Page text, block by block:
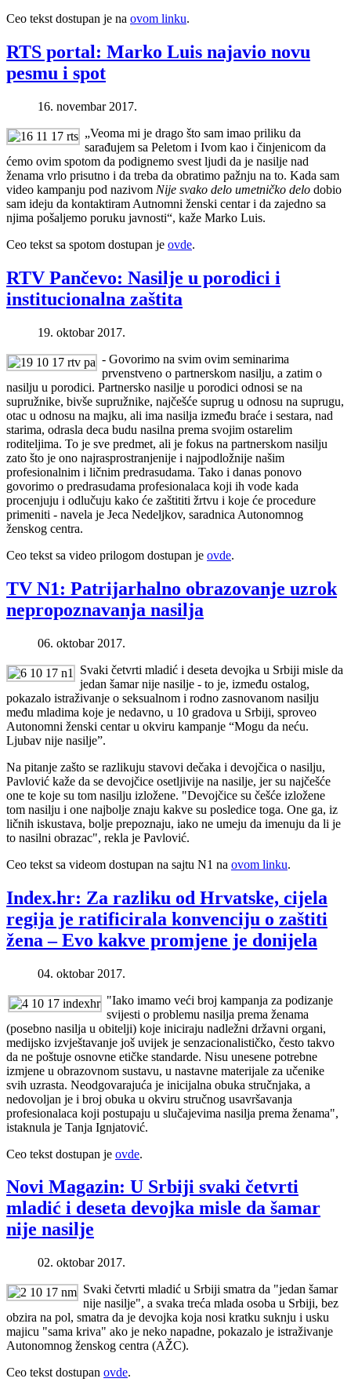
Ceo tekst dostupan je na ovom linku.
RTS portal: Marko Luis najavio novu
pesmu i spot
16. novembar 2017.
„Veoma mi je drago što sam imao priliku da
sarađujem sa Peletom i Ivom kao i činjenicom da
ćemo ovim spotom da podignemo svest ljudi da je nasilje nad
ženama vrlo prisutno i da treba da obratimo pažnju na to. Kada sam
video kampanju pod nazivom Nije svako delo umetničko delo dobio
sam ideju da kontaktiram Autnomni ženski centar i da zajedno sa
njima pošaljemo poruku javnosti“, kaže Marko Luis.
Ceo tekst sa spotom dostupan je ovde.
RTV Pančevo: Nasilje u porodici i
institucionalna zaštita
19. oktobar 2017.
- Govorimo na svim ovim seminarima
prvenstveno o partnerskom nasilju, a zatim o
nasilju u porodici. Partnersko nasilje u porodici odnosi se na
supružnike, bivše supružnike, najčešće suprug u odnosu na suprugu,
otac u odnosu na majku, ali ima nasilja između braće i sestara, nad
starima, odrasla deca budu nasilna prema svojim ostarelim
roditeljima. To je sve predmet, ali je fokus na partnerskom nasilju
zato što je ono najrasprostranjenije i najpodložnije našim
profesionalnim i ličnim predrasudama. Tako i danas ponovo
govorimo o predrasudama profesionalaca koji ih vode kada
procenjuju i odlučuju kako će zaštititi žrtvu i koje će procedure
primeniti - navela je Jeca Nedeljkov, saradnica Autonomnog
ženskog centra.
Ceo tekst sa video prilogom dostupan je ovde.
TV N1: Patrijarhalno obrazovanje uzrok
nepropoznavanja nasilja
06. oktobar 2017.
Svaki četvrti mladić i deseta devojka u Srbiji misle da
jedan šamar nije nasilje - to je, između ostalog,
pokazalo istraživanje o seksualnom i rodno zasnovanom nasilju
među mladima koje je nedavno, u 10 gradova u Srbiji, sproveo
Autonomni ženski centar u okviru kampanje “Mogu da neću.
Ljubav nije nasilje”.
Na pitanje zašto se razlikuju stavovi dečaka i devojčica o nasilju,
Pavlović kaže da se devojčice osetljivije na nasilje, jer su najčešće
one te koje su tom nasilju izložene. "Devojčice su češće izložene
tom nasilju i one najbolje znaju kakve su posledice toga. One ga, iz
ličnih iskustava, bolje prepoznaju, iako ne umeju da imenuju da li je
to nasilni obrazac", rekla je Pavlović.
Ceo tekst sa videom dostupan na sajtu N1 na ovom linku.
Index.hr: Za razliku od Hrvatske, cijela
regija je ratificirala konvenciju o zaštiti
žena – Evo kakve promjene je donijela
04. oktobar 2017.
"Iako imamo veći broj kampanja za podizanje
svijesti o problemu nasilja prema ženama
(posebno nasilja u obitelji) koje iniciraju nadležni državni organi,
medijsko izvještavanje još uvijek je senzacionalističko, često takvo
da ne poštuje osnovne etičke standarde. Nisu unesene potrebne
izmjene u obrazovnom sustavu, u nastavne materijale za učenike
svih uzrasta. Neodgovarajuća je inicijalna obuka stručnjaka, a
nedovoljan je i broj obuka u okviru stručnog usavršavanja
profesionalaca koji postupaju u slučajevima nasilja prema ženama",
istaknula je Tanja Ignjatović.
Ceo tekst dostupan je ovde.
Novi Magazin: U Srbiji svaki četvrti
mladić i deseta devojka misle da šamar
nije nasilje
02. oktobar 2017.
Svaki četvrti mladić u Srbiji smatra da "jedan šamar
nije nasilje", a svaka treća mlada osoba u Srbiji, bez
obzira na pol, smatra da je devojka koja nosi kratku suknju i usku
majicu "sama kriva" ako je neko napadne, pokazalo je istraživanje
Autonomnog ženskog centra (AŽC).
Ceo tekst dostupan ovde.